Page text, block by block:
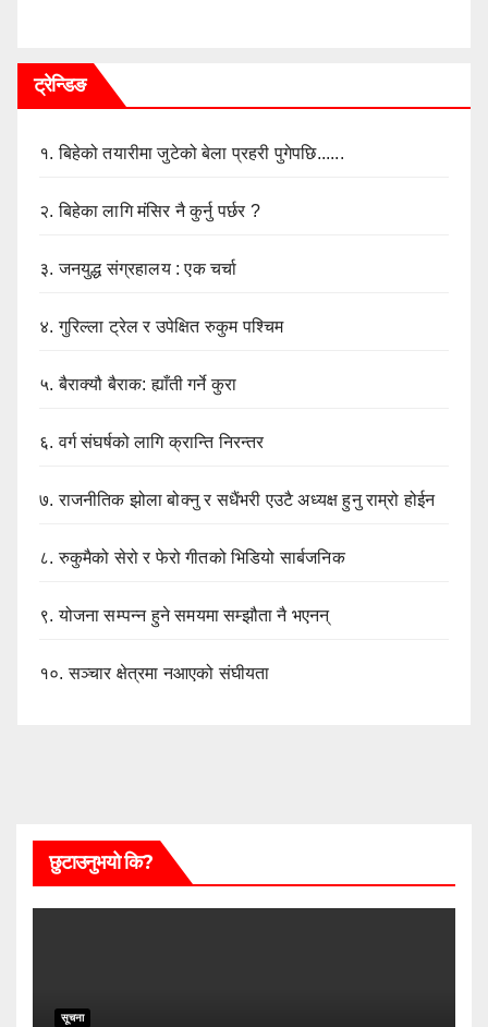
ट्रेन्डिङ
१.बिहेको तयारीमा जुटेको बेला प्रहरी पुगेपछि......
२.बिहेका लागि मंसिर नै कुर्नु पर्छर ?
३.जनयुद्ध संग्रहालय : एक चर्चा
४.गुरिल्ला ट्रेल र उपेक्षित रुकुम पश्चिम
५.बैराक्यौ बैराक: ह्याँती गर्ने कुरा
६.वर्ग संघर्षको लागि क्रान्ति निरन्तर
७.राजनीतिक झोला बोक्नु र सधैंभरी एउटै अध्यक्ष हुनु राम्रो होईन
८.रुकुमैको सेरो र फेरो गीतको भिडियो सार्बजनिक
९.योजना सम्पन्न हुने समयमा सम्झौता नै भएनन्
१०.सञ्चार क्षेत्रमा नआएको संघीयता
छुटाउनुभयो कि?
सूचना